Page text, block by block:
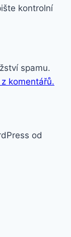
kontrolní
spamu.
komentářů.
od